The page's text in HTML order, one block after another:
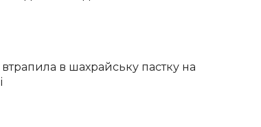
в шахрайську пастку на